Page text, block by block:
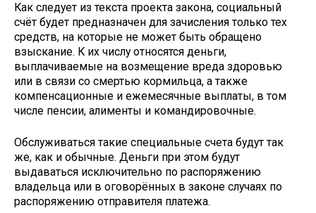
Как следует из текста проекта закона, социальный
счёт будет предназначен для зачисления только тех
средств, на которые не может быть обращено
взыскание. К их числу относятся деньги,
выплачиваемые на возмещение вреда здоровью
или в связи со смертью кормильца, а также
компенсационные и ежемесячные выплаты, в том
числе пенсии, алименты и командировочные.
Обслуживаться такие специальные счета будут так
же, как и обычные. Деньги при этом будут
выдаваться исключительно по распоряжению
владельца или в оговорённых в законе случаях по
распоряжению отправителя платежа.